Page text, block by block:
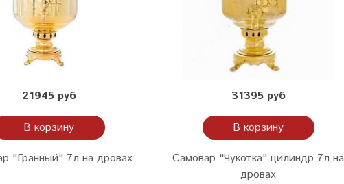
21945 руб
В корзину
"Гранный" 7л на дровах
31395 руб
В корзину
Самовар "Чукотка" цилиндр 7л на
дровах